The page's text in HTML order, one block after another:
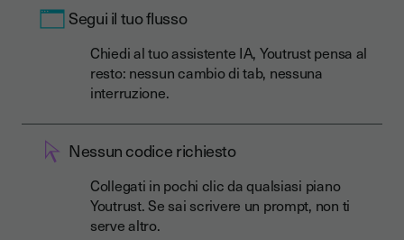
Segui il tuo flusso
Chiedi al tuo assistente IA, Youtrust pensa al
resto: nessun cambio di tab, nessuna
interruzione.
Nessun codice richiesto
Collegati in pochi clic da qualsiasi piano
Youtrust. Se sai scrivere un prompt, non ti
serve altro.